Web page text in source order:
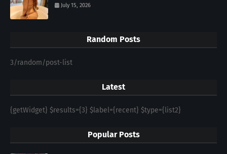
July 15, 2026
Random Posts
3/random/post-list
Latest
{getWidget} $results={3} $label={recent} $type={list2}
Popular Posts